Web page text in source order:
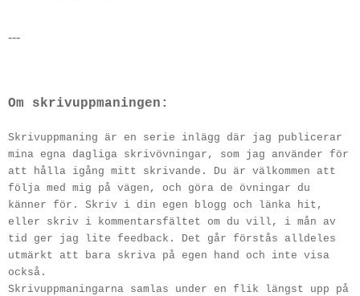
---
Om skrivuppmaningen:
Skrivuppmaning är en serie inlägg där jag publicerar
mina egna dagliga skrivövningar, som jag använder för
att hålla igång mitt skrivande. Du är välkommen att
följa med mig på vägen, och göra de övningar du
känner för. Skriv i din egen blogg och länka hit,
eller skriv i kommentarsfältet om du vill, i mån av
tid ger jag lite feedback. Det går förstås alldeles
utmärkt att bara skriva på egen hand och inte visa
också.
Skrivuppmaningarna samlas under en flik längst upp på